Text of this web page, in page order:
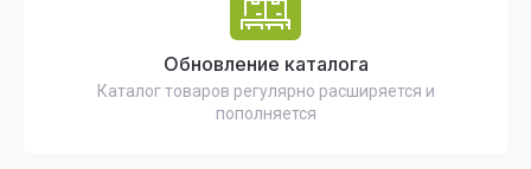
Обновление каталога
Каталог товаров регулярно расширяется и
пополняется